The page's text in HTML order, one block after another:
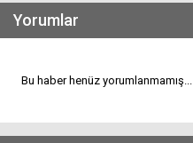
Yorumlar
Bu haber henüz yorumlanmamış...